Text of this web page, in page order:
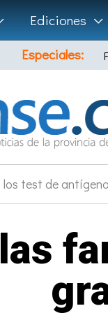
Ediciones
Especiales:
los test de